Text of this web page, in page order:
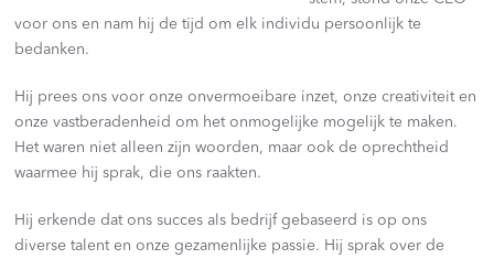
voor ons en nam hij de tijd om elk individu persoonlijk te
bedanken.
Hij prees ons voor onze onvermoeibare inzet, onze creativiteit en
onze vastberadenheid om het onmogelijke mogelijk te maken.
Het waren niet alleen zijn woorden, maar ook de oprechtheid
waarmee hij sprak, die ons raakten.
Hij erkende dat ons succes als bedrijf gebaseerd is op ons
diverse talent en onze gezamenlijke passie. Hij sprak over de